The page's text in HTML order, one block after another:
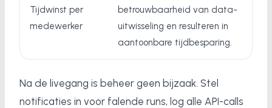
Tijdwinst per
medewerker
betrouwbaarheid van data-
uitwisseling en resulteren in
aantoonbare tijdbesparing.
Na de livegang is beheer geen bijzaak. Stel
notificaties in voor falende runs, log alle API-calls